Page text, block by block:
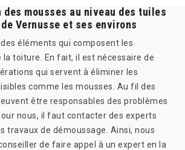
mousses au niveau des tuiles
Vernusse et ses environs
des éléments qui composent les
la toiture. En fait, il est nécessaire de
qui servent à éliminer les
comme les mousses. Au fil des
être responsables des problèmes
nous, il faut contacter des experts
travaux de démoussage. Ainsi, nous
de faire appel à un expert en la